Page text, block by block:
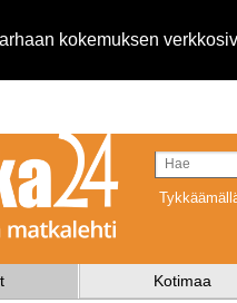
kokemuksen
Kotimaa